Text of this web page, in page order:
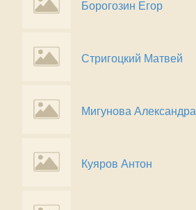
Борогозин Егор
Стригоцкий Матвей
Мигунова Александра
Куяров Антон